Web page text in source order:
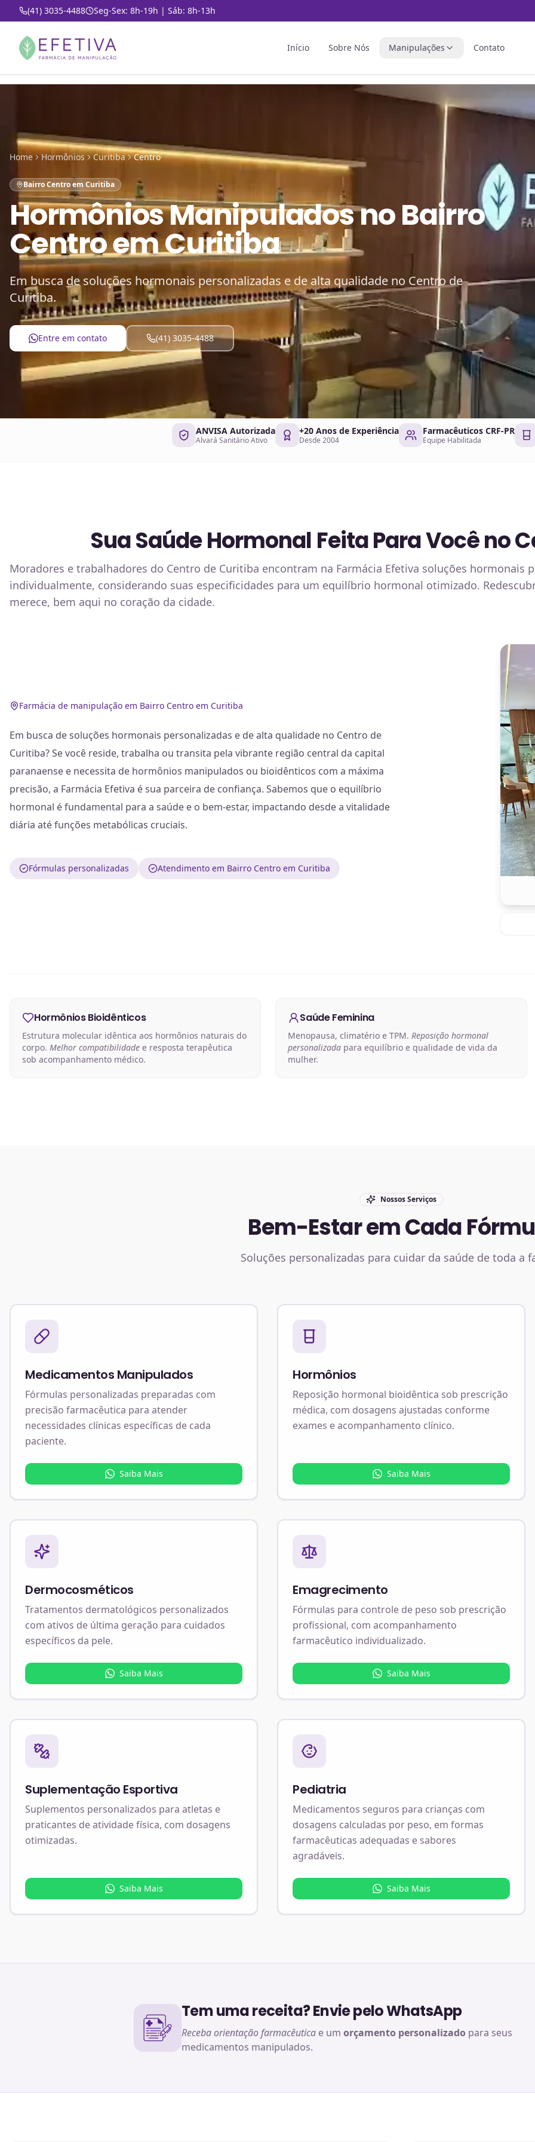
(41) 3035-4488 Seg-Sex: 8h-19h | Sáb: 8h-13h
Início Sobre Nós Manipulações Contato
Home Hormônios Curitiba Centro
Bairro Centro em Curitiba
Hormônios ManipuladosnoBairro
Centro em Curitiba
Em busca de soluções hormonais personalizadas e de alta qualidade no Centro de
Curitiba.
Entre em contato (41) 3035-4488
ANVISA Autorizada
Alvará Sanitário Ativo
+20 Anos de Experiência
Desde 2004
Farmacêuticos CRF-PR
Equipe Habilitada
Sua Saúde Hormonal Feita Para Você no
Moradores e trabalhadores do Centro de Curitiba encontram na Farmácia Efetiva soluções hormonais
individualmente, considerando suas especificidades para um equilíbrio hormonal otimizado.
merece, bem aqui no coração da cidade.
Farmácia de manipulação em Bairro Centro em Curitiba
Em busca de soluções hormonais personalizadas e de alta qualidade no Centro de
Curitiba? Se você reside, trabalha ou transita pela vibrante região central da capital
paranaense e necessita de hormônios manipulados ou bioidênticos com a máxima
precisão, a Farmácia Efetiva é sua parceira de confiança. Sabemos que o equilíbrio
hormonal é fundamental para a saúde e o bem-estar, impactando desde a vitalidade
diária até funções metabólicas cruciais.
Fórmulas personalizadas Atendimento em Bairro Centro em Curitiba
Hormônios Bioidênticos
Estrutura molecular idêntica aos hormônios naturais do
corpo. Melhor compatibilidade e resposta terapêutica
sob acompanhamento médico.
Saúde Feminina
Menopausa, climatério e TPM.Reposição hormonal
personalizada para equilíbrio e qualidade de vida da
mulher.
Nossos Serviços
Bem-Estar em Cada
Soluções personalizadas para cuidar da saúde de toda a
Medicamentos Manipulados
Fórmulas personalizadas preparadas com
precisão farmacêutica para atender
necessidades clínicas específicas de cada
paciente.
Saiba Mais
Hormônios
Reposição hormonal bioidêntica sob prescrição
médica, com dosagens ajustadas conforme
exames e acompanhamento clínico.
Saiba Mais
Dermocosméticos
Tratamentos dermatológicos personalizados
com ativos de última geração para cuidados
específicos da pele.
Saiba Mais
Emagrecimento
Fórmulas para controle de peso sob prescrição
profissional, com acompanhamento
farmacêutico individualizado.
Saiba Mais
Suplementação Esportiva
Suplementos personalizados para atletas e
praticantes de atividade física, com dosagens
otimizadas.
Saiba Mais
Pediatria
Medicamentos seguros para crianças com
dosagens calculadas por peso, em formas
farmacêuticas adequadas e sabores
agradáveis.
Saiba Mais
Tem uma receita? Envie pelo WhatsApp
Receba orientação farmacêutica e um orçamento personalizado para seus
medicamentos manipulados.